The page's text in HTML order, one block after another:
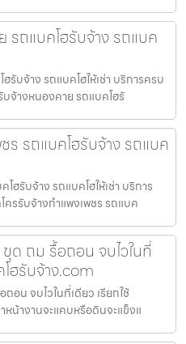
รถแบคโฮรับจ้าง รถแบค
บจ้าง รถแบคโฮให้เช่า บริการครบ
จ้างหนองคาย รถแบคโฮรั
ร รถแบคโฮรับจ้าง รถแบค
ฮรับจ้าง รถแบคโฮให้เช่า บริการ
รรับจ้างกำแพงเพชร รถแบค
ขุด ถม รื้อถอน จบไวในที่
ฮรับจ้าง.com
อน จบไวในที่เดียว เรียกใช้
น้างานจะแคบหรือดินจะแข็งแ